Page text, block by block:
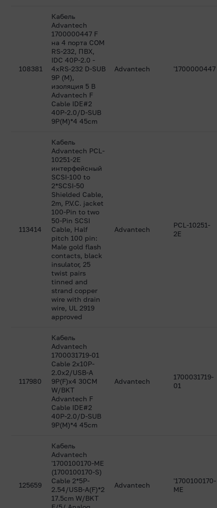
108381
Кабель
Advantech
1700000447 F
на 4 порта СОМ
RS-232, ПВХ,
IDC 40P-2.0 -
4xRS-232 D-SUB
9P (M),
изоляция 5 В
Advantech F
Cable IDE#2
40P-2.0/D-SUB
9P(M)*4 45cm
Advantech '1700000447
113414
Кабель
Advantech PCL-
10251-2E
интерфейсный
SCSI-100 to
2*SCSI-50
Shielded Cable,
2m, P.V.C. jacket
100-Pin to two
50-Pin SCSI
Cable, Half
pitch 100 pin:
Male gold flash
contacts, black
insulator, 25
twist pairs
tinned and
strand copper
wire with drain
wire, UL 2919
approved
Advantech
PCL-10251-
2E
117980
Кабель
Advantech
1700031719-01
Cable 2x10P-
2.0x2/USB-A
9P(F)x4 30CM
W/BKT
Advantech F
Cable IDE#2
40P-2.0/D-SUB
9P(M)*4 45cm
Advantech
1700031719-
01
125659
Кабель
Advantech
'1700100170-ME
(1700100170-S)
Cable 2*5P-
2.54/USB-A(F)*2
17.5cm W/BKT
Advantech
'1700100170-
ME